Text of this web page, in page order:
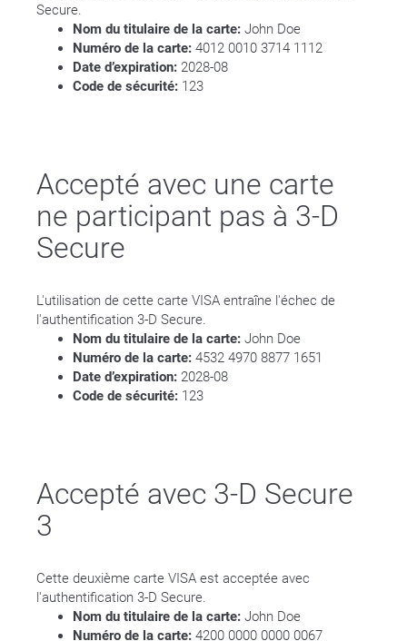
Secure.
Nom du titulaire de la carte: John Doe
Numéro de la carte: 4012 0010 3714 1112
Date d’expiration: 2028-08
Code de sécurité: 123
Accepté avec une carte
ne participant pas à 3-D
Secure
L'utilisation de cette carte VISA entraîne l'échec de
l'authentification 3-D Secure.
Nom du titulaire de la carte: John Doe
Numéro de la carte: 4532 4970 8877 1651
Date d’expiration: 2028-08
Code de sécurité: 123
Accepté avec 3-D Secure
3
Cette deuxième carte VISA est acceptée avec
l'authentification 3-D Secure.
Nom du titulaire de la carte: John Doe
Numéro de la carte: 4200 0000 0000 0067